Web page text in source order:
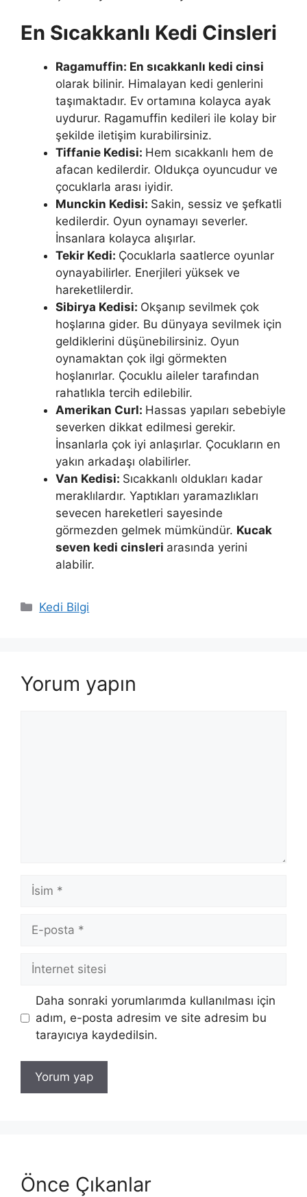
En Sıcakkanlı Kedi Cinsleri
Ragamuffin: En sıcakkanlı kedi cinsi
olarak bilinir. Himalayan kedi genlerini
taşımaktadır. Ev ortamına kolayca ayak
uydurur. Ragamuffin kedileri ile kolay bir
şekilde iletişim kurabilirsiniz.
Tiffanie Kedisi: Hem sıcakkanlı hem de
afacan kedilerdir. Oldukça oyuncudur ve
çocuklarla arası iyidir.
Munckin Kedisi: Sakin, sessiz ve şefkatli
kedilerdir. Oyun oynamayı severler.
İnsanlara kolayca alışırlar.
Tekir Kedi: Çocuklarla saatlerce oyunlar
oynayabilirler. Enerjileri yüksek ve
hareketlilerdir.
Sibirya Kedisi: Okşanıp sevilmek çok
hoşlarına gider. Bu dünyaya sevilmek için
geldiklerini düşünebilirsiniz. Oyun
oynamaktan çok ilgi görmekten
hoşlanırlar. Çocuklu aileler tarafından
rahatlıkla tercih edilebilir.
Amerikan Curl: Hassas yapıları sebebiyle
severken dikkat edilmesi gerekir.
İnsanlarla çok iyi anlaşırlar. Çocukların en
yakın arkadaşı olabilirler.
Van Kedisi: Sıcakkanlı oldukları kadar
meraklılardır. Yaptıkları yaramazlıkları
sevecen hareketleri sayesinde
görmezden gelmek mümkündür. Kucak
seven kedi cinsleri arasında yerini
alabilir.
Kategoriler
Kedi Bilgi
Yorum yapın
İsim
posta
İnternet
sitesi
Daha sonraki yorumlarımda kullanılması için
adım, e-posta adresim ve site adresim bu
tarayıcıya kaydedilsin.
Önce Çıkanlar